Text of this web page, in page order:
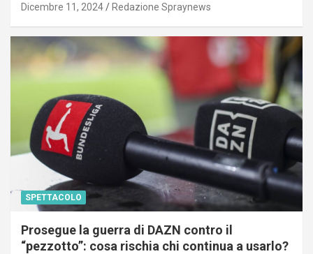
Dicembre 11, 2024 Redazione Spraynews
SPETTACOLO
Prosegue la guerra di DAZN contro il
“pezzotto”: cosa rischia chi continua a usarlo?